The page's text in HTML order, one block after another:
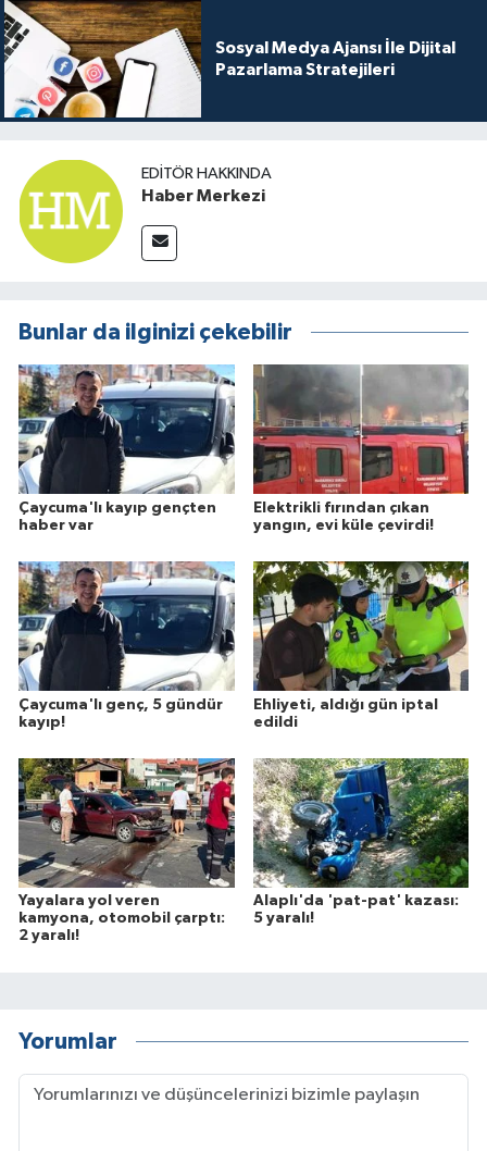
Sosyal Medya Ajansı İle Dijital
Pazarlama Stratejileri
EDITÖR HAKKINDA
Haber Merkezi
Bunlar da ilginizi çekebilir
Çaycuma'lı kayıp gençten
haber var
Elektrikli fırından çıkan
yangın, evi küle çevirdi!
Çaycuma'lı genç, 5 gündür
kayıp!
Ehliyeti, aldığı gün iptal
edildi
Yayalara yol veren
kamyona, otomobil çarptı:
2 yaralı!
Alaplı'da 'pat-pat' kazası:
5 yaralı!
Yorumlar